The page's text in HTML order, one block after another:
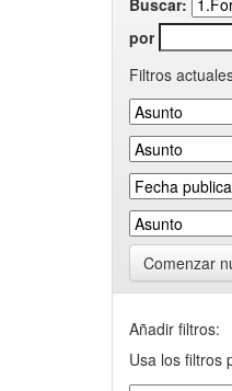
Buscar:
por
Filtros
Comenzar
Añadir filtros:
Usa los filtros